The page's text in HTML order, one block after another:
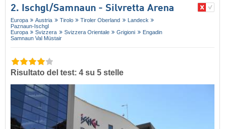
2. Ischgl/​Samnaun - Silvretta Arena
Europa Austria Tirolo Tiroler Oberland
Landeck
Paznaun-Ischgl
Europa
Svizzera Svizzera Orientale Grigioni
Engadin
Samnaun Val Müstair
Risultato del test: 4 su 5 stelle